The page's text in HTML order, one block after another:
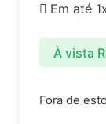
Em até
À vista
Fora de